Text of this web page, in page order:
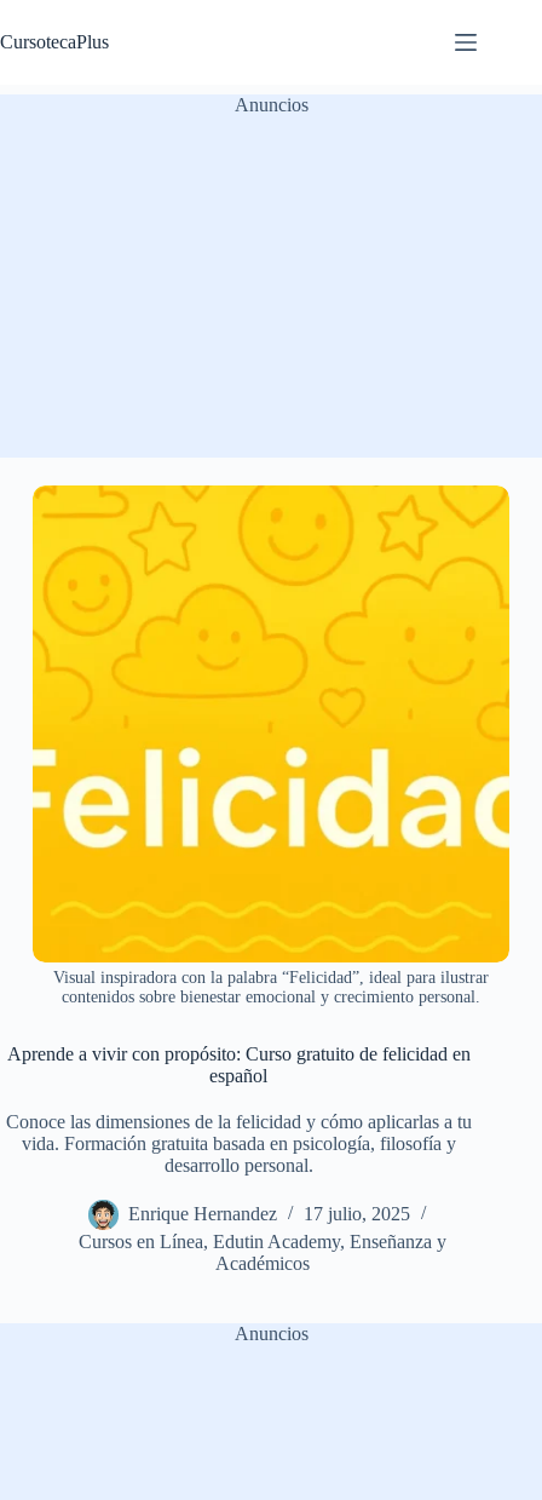
al
contenido
CursotecaPlus
Anuncios
Visual inspiradora con la palabra “Felicidad”, ideal para ilustrar
contenidos sobre bienestar emocional y crecimiento personal.
Aprende a vivir con propósito: Curso gratuito de felicidad en
español
Conoce las dimensiones de la felicidad y cómo aplicarlas a tu
vida. Formación gratuita basada en psicología, filosofía y
desarrollo personal.
Enrique Hernandez
17 julio, 2025
Cursos en Línea,Edutin Academy,Enseñanza y
Académicos
Anuncios